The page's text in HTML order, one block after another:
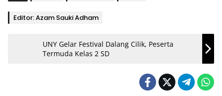
Editor: Azam Sauki Adham
UNY Gelar Festival Dalang Cilik, Peserta
Termuda Kelas 2 SD